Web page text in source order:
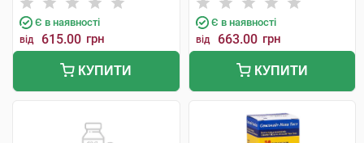
Є в наявності
від 615.00 грн
КУПИТИ
Є в наявності
від 663.00 грн
КУПИТИ